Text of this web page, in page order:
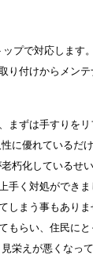
プで対応します
り付けからメンテ
まずは手すりをリ
に優れているだけ
朽化しているせ
手く対処ができ
しまう事もありま
もらい、住民に
栄えが悪くなっ